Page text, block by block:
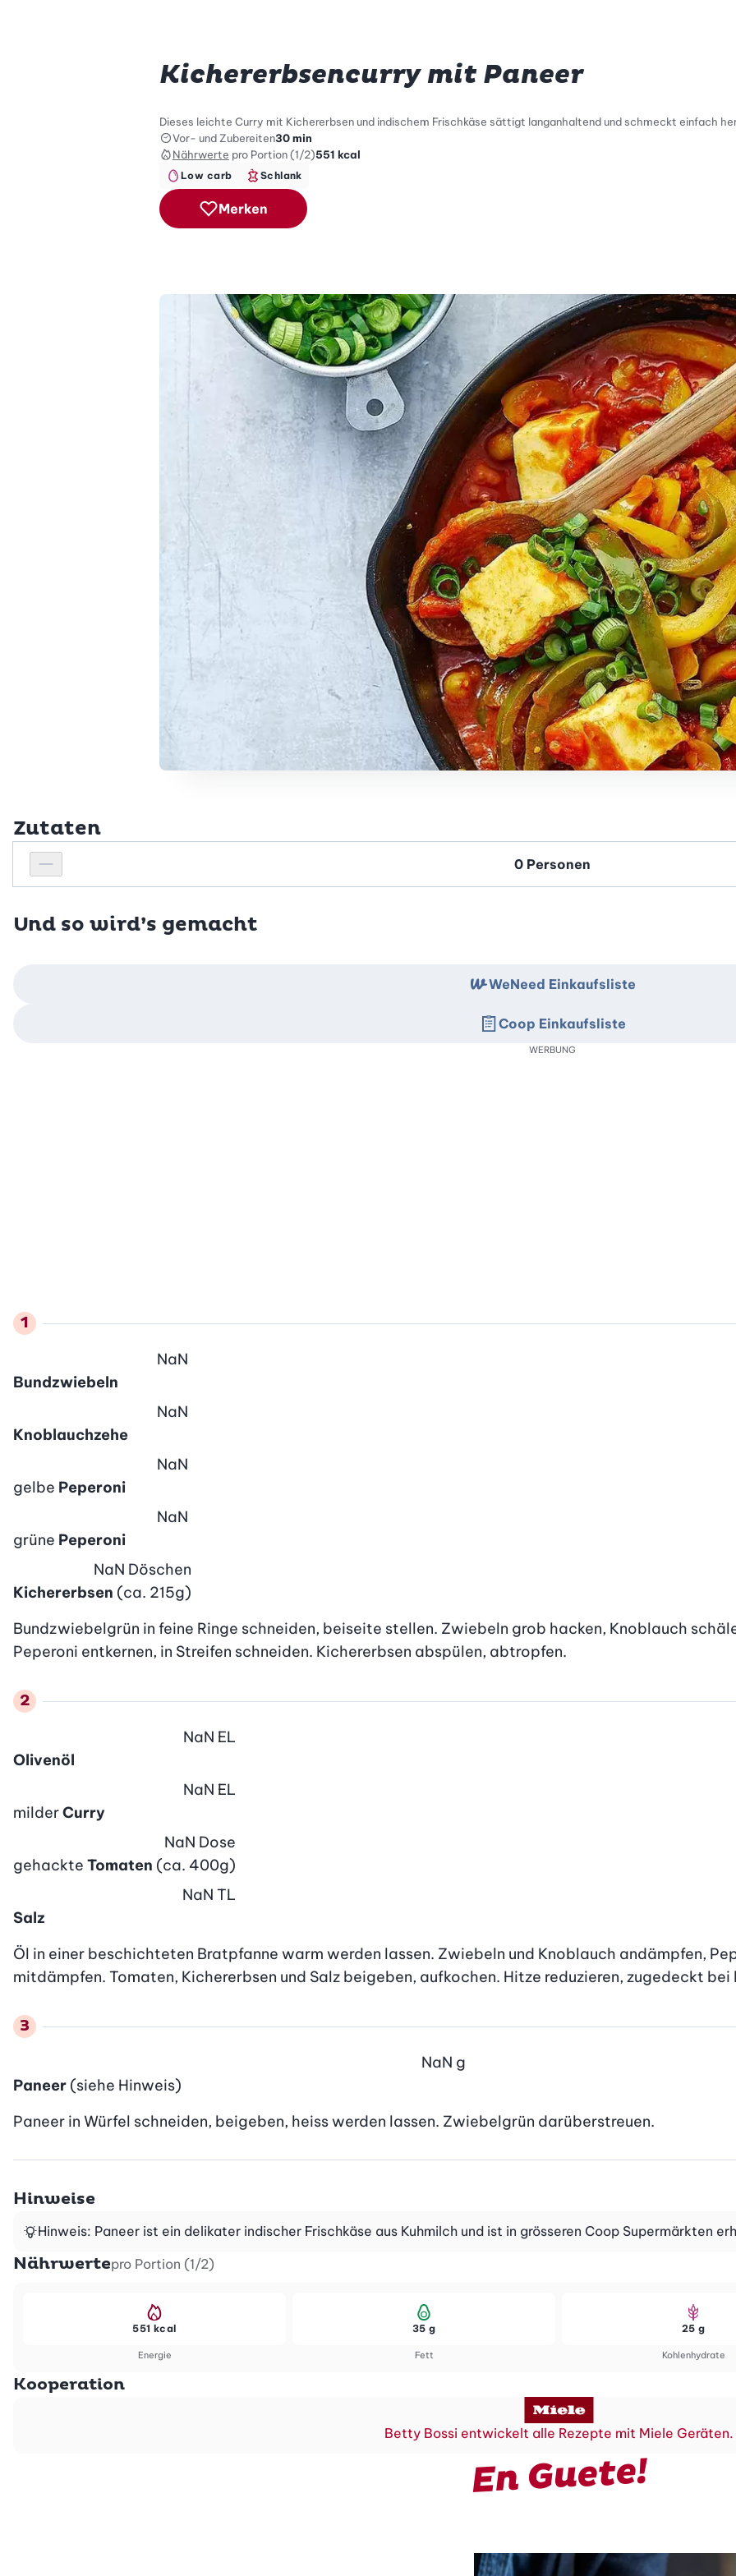
Kichererbsencurry mit Paneer
Dieses leichte Curry mit Kichererbsen und indischem Frischkäse sättigt langanhaltend und schmeckt einfach
Vor- und Zubereiten30 min
Nährwerte pro Portion (1/2)551 kcal
Low carb Schlank
Merken
Zutaten
Personenanzahl verringern
Personenanzahl
Und so wird’s gemacht
Bundzwiebeln
NaN
Knoblauchzehe
NaN
gelbe Peperoni
NaN
grüne Peperoni
NaN
Kichererbsen (ca. 215g)
NaN Döschen
Bundzwiebelgrün in feine Ringe schneiden, beiseite stellen. Zwiebeln grob hacken, Knoblauch
Peperoni entkernen, in Streifen schneiden. Kichererbsen abspülen, abtropfen.
Olivenöl
NaN EL
milderCurry
NaN EL
gehackte Tomaten (ca. 400g)
NaN Dose
Salz
NaN TL
Öl in einer beschichteten Bratpfanne warm werden lassen. Zwiebeln und Knoblauch andämpfen,
mitdämpfen. Tomaten, Kichererbsen und Salz beigeben, aufkochen. Hitze reduzieren, zugedeckt bei
Paneer (siehe Hinweis)
NaN g
Paneer in Würfel schneiden, beigeben, heiss werden lassen. Zwiebelgrün darüberstreuen.
WeNeed Einkaufsliste
Coop Einkaufsliste
WERBUNG
Hinweise
Hinweis: Paneer ist ein delikater indischer Frischkäse aus Kuhmilch und ist in grösseren Coop Supermärkten
Nährwertepro Portion (1/2)
Energie
551 kcal
Fett
35 g
Kohlenhydrate
25 g
Kooperation
Betty Bossi entwickelt alle Rezepte mit Miele Geräten.
En Guete!